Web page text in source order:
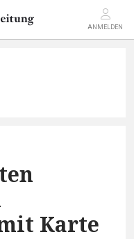
ANMELDEN
Karte